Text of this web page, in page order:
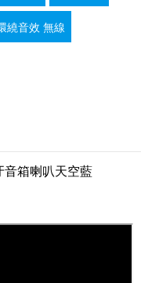
繞音效 無線
箱喇叭天空藍